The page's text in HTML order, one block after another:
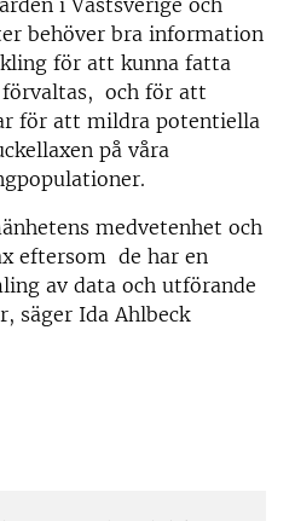
i Västsverige och
behöver bra information
för att kunna fatta
förvaltas, och för att
för att mildra potentiella
på våra
medvetenhet och
eftersom de har en
av data och utförande
säger Ida Ahlbeck